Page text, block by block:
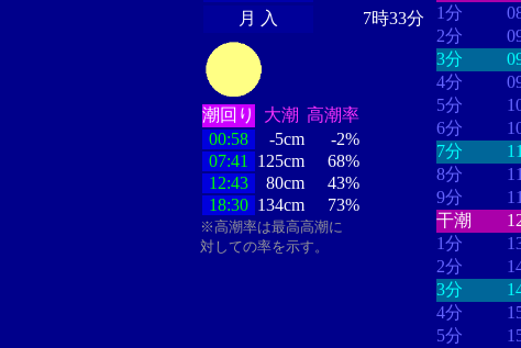
月 入
7時33分
潮回り 大潮 高潮率
00:58
-5cm
-2%
07:41
125cm
68%
12:43
80cm
43%
18:30 134cm 73%
※高潮率は最高高潮に
対しての率を示す。
1分
2分
3分
4分
5分
6分
7分
8分
9分
干潮
1分
2分
3分
4分
5分